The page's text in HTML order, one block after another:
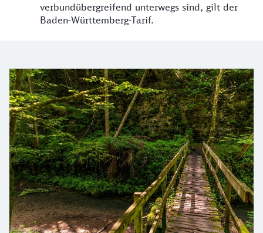
verbundübergreifend unterwegs sind, gilt der
Baden-Württemberg-Tarif.
Hinweis zum Wanderbus Wutachschlucht